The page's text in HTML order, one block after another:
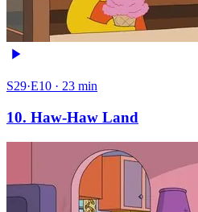
S29·E10 · 23 min
10. Haw-Haw Land